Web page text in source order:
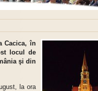
Cacica, în
locul de
şi din
la ora